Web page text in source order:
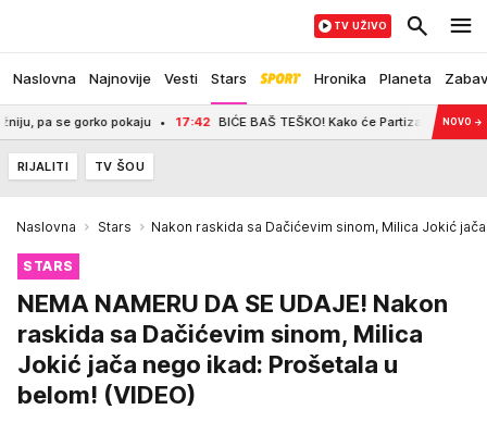
Naslovna Najnovije Vesti Stars Hronika Planeta
TV UŽIVO
se gorko pokaju 17:42 BIĆE BAŠ TEŠKO! Kako će Partizan izbaciti NOVO →
RIJALITI TV ŠOU
Naslovna Stars Nakon raskida sa Dačićevim sinom, Milica Jokić
STARS
NEMA NAMERU DA SE UDAJE! Nakon
raskida sa Dačićevim sinom, Milica
Jokić jača nego ikad: Prošetala u
belom! (VIDEO)